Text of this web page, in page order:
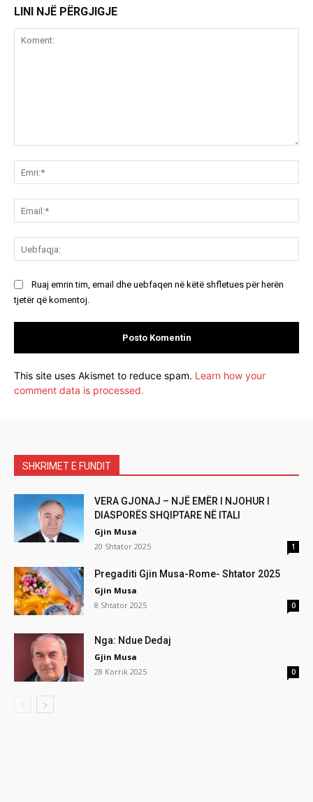
LINI NJË PËRGJIGJE
Ruaj emrin tim, email dhe uebfaqen në këtë shfletues për herën
tjetër që komentoj.
This site uses Akismet to reduce spam. Learn how your
comment data is processed.
SHKRIMET E FUNDIT
VERA GJONAJ – NJË EMËR I NJOHUR I
DIASPORËS SHQIPTARE NË ITALI
Gjin Musa
20 Shtator 2025
1
Pregaditi Gjin Musa-Rome- Shtator 2025
Gjin Musa
8 Shtator 2025
0
Nga: Ndue Dedaj
Gjin Musa
28 Korrik 2025
0